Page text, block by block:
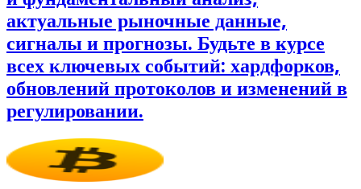
актуальные рыночные данные,
сигналы и прогнозы. Будьте в курсе
всех ключевых событий: хардфорков,
обновлений протоколов и изменений в
регулировании.